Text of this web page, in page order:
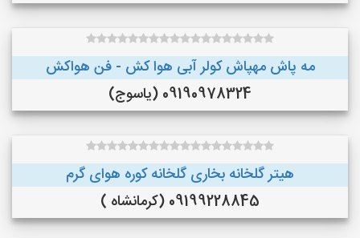
مه پاش مهپاش کولر آبی هوا کش - فن هواکش
09190978324 (یاسوج)
هیتر گلخانه بخاری گلخانه کوره هوای گرم
09199228845 (کرمانشاه )